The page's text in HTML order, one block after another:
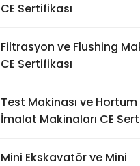
CE Sertifikası
Filtrasyon ve Flushing
CE Sertifikası
Test Makinası ve Hortum
İmalat Makinaları CE
Mini Ekskavatör ve Mini